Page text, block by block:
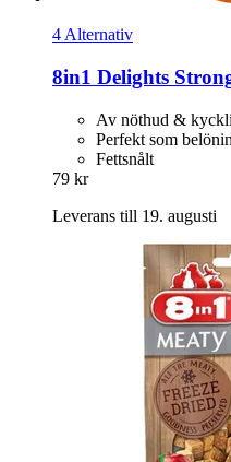
4 Alternativ
8in1 Delights
Av nöthud &
Perfekt som
Fettsnålt
79 kr
Leverans till 19. augusti